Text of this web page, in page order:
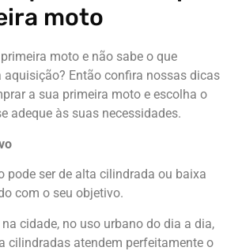
moto
moto e não sabe o que
aquisição? Então confira nossas dicas
a sua primeira moto e escolha o
adeque às suas necessidades.
pode ser de alta cilindrada ou baixa
com o seu objetivo.
cidade, no uso urbano do dia a dia,
cilindradas atendem perfeitamente o